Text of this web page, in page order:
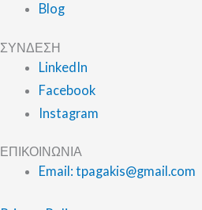
Blog
ΣΥΝΔΕΣΗ
LinkedIn
Facebook
Instagram
ΕΠΙΚΟΙΝΩΝΙΑ
Email: tpagakis@gmail.com